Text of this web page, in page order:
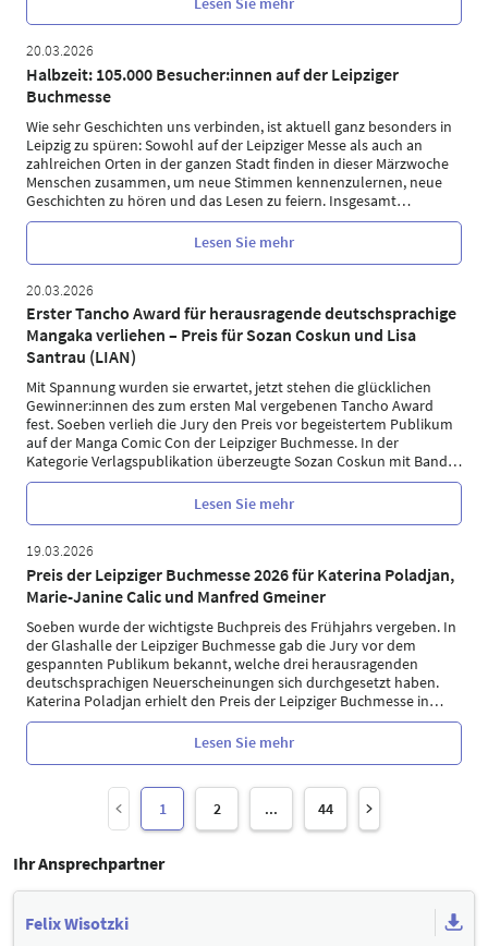
20.03.2026
Halbzeit: 105.000 Besucher:innen auf der Leipziger
Buchmesse
Wie sehr Geschichten uns verbinden, ist aktuell ganz besonders in
Leipzig zu spüren: Sowohl auf der Leipziger Messe als auch an
zahlreichen Orten in der ganzen Stadt finden in dieser Märzwoche
Menschen zusammen, um neue Stimmen kennenzulernen, neue
Geschichten zu hören und das Lesen zu feiern. Insgesamt…
Lesen Sie mehr
20.03.2026
Erster Tancho Award für herausragende deutschsprachige
Mangaka verliehen – Preis für Sozan Coskun und Lisa
Santrau (LIAN)
Mit Spannung wurden sie erwartet, jetzt stehen die glücklichen
Gewinner:innen des zum ersten Mal vergebenen Tancho Award
fest. Soeben verlieh die Jury den Preis vor begeistertem Publikum
auf der Manga Comic Con der Leipziger Buchmesse. In der
Kategorie Verlagspublikation überzeugte Sozan Coskun mit Band…
Lesen Sie mehr
19.03.2026
Preis der Leipziger Buchmesse 2026 für Katerina Poladjan,
Marie-Janine Calic und Manfred Gmeiner
Soeben wurde der wichtigste Buchpreis des Frühjahrs vergeben. In
der Glashalle der Leipziger Buchmesse gab die Jury vor dem
gespannten Publikum bekannt, welche drei herausragenden
deutschsprachigen Neuerscheinungen sich durchgesetzt haben.
Katerina Poladjan erhielt den Preis der Leipziger Buchmesse in…
Lesen Sie mehr
1 2 ... 44
Ihr Ansprechpartner
Felix Wisotzki